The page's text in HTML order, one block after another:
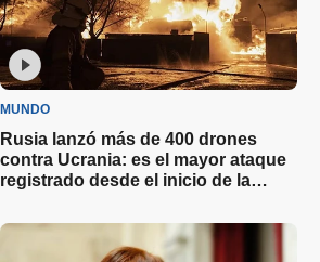
MUNDO
Rusia lanzó más de 400 drones
contra Ucrania: es el mayor ataque
registrado desde el inicio de la